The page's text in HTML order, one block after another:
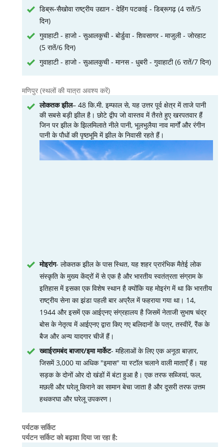
डिब्रू-सैखोवा राष्ट्रीय उद्यान - देहिंग पटकाई - डिब्रूगढ़ (4 रातें/5
दिन)
गुवाहाटी - हाजो - सुआलकुची - बोर्डुवा - शिवसागर - माजुली - जोरहाट
(5 रातें/6 दिन)
गुवाहाटी - हाजो - सुआलकुची - मानस - धुबरी - गुवाहाटी (6 रातें/7 दिन)
मणिपुर (स्थलों की यात्रा अवश्य करें)
लोकतक झील– 48 कि.मी. इम्फाल से, यह उत्तर पूर्व क्षेत्र में ताजे पानी
की सबसे बड़ी झील है। छोटे द्वीप जो वास्तव में तैरते हुए खरपतवार हैं
जिन पर झील के झिलमिलाते नीले पानी, भूलभुलैया नाव मार्गों और रंगीन
पानी के पौधों की पृष्ठभूमि में झील के निवासी रहते हैं।
मोइरांग- लोकतक झील के पास स्थित, यह शहर प्रारंभिक मैतेई लोक
संस्कृति के मुख्य केंद्रों में से एक है और भारतीय स्वतंत्रता संग्राम के
इतिहास में इसका एक विशेष स्थान है क्योंकि यह मोइरंग में था कि भारतीय
राष्ट्रीय सेना का झंडा पहली बार अप्रैल में फहराया गया था। 14,
1944 और इसमें एक आईएनए संग्रहालय है जिसमें नेताजी सुभाष चंद्र
बोस के नेतृत्व में आईएनए द्वारा किए गए बलिदानों के पत्र, तस्वीरें, रैंक के
बैज और अन्य यादगार चीजें हैं।
ख्वाईरामबंद बाजार/इमा मार्केट- महिलाओं के लिए एक अनूठा बाज़ार,
जिसमें 3,000 या अधिक "इमास" या स्टॉल चलाने वाली माताएँ हैं। यह
सड़क के दोनों ओर दो खंडों में बंटा हुआ है। एक तरफ सब्जियां, फल,
मछली और घरेलू किराने का सामान बेचा जाता है और दूसरी तरफ उत्तम
हथकरघा और घरेलू उपकरण।
पर्यटक सर्किट
पर्यटन सर्किट को बढ़ावा दिया जा रहा है: